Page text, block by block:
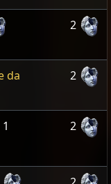
2
da
2
1
2